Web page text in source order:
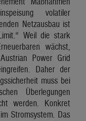
volatiler
Netzausbau ist
Weil die stark
wächst,
Power Grid
Daher der
muss bei
Überlegungen
werden. Konkret
Stromsystem. Das